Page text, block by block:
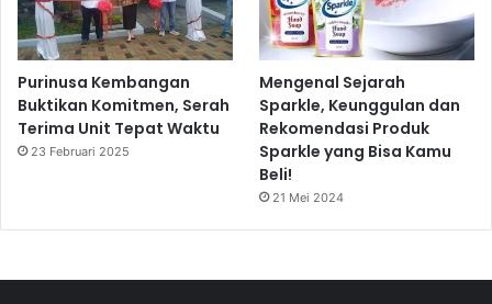
Purinusa Kembangan
Buktikan Komitmen, Serah
Terima Unit Tepat Waktu
23 Februari 2025
Mengenal Sejarah
Sparkle, Keunggulan dan
Rekomendasi Produk
Sparkle yang Bisa Kamu
Beli!
21 Mei 2024